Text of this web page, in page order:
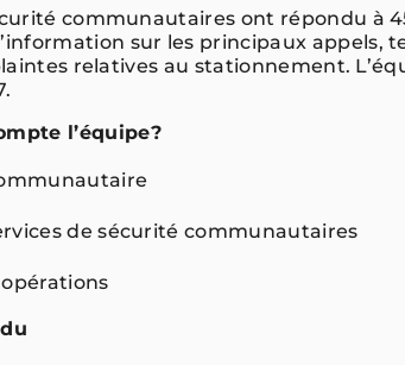
communautaires ont répondu à
sur les principaux appels,
relatives au stationnement.
l’équipe?
de sécurité communautaires
opérations